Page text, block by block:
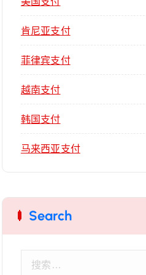
肯尼亚支付
菲律宾支付
越南支付
韩国支付
马来西亚支付
Search